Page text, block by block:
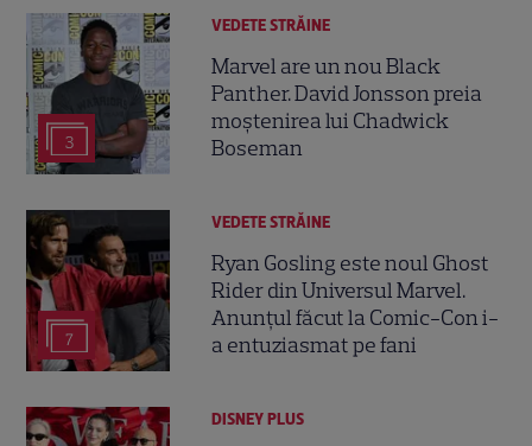
3
VEDETE STRĂINE
Marvel are un nou Black
Panther. David Jonsson preia
moștenirea lui Chadwick
Boseman
7
VEDETE STRĂINE
Ryan Gosling este noul Ghost
Rider din Universul Marvel.
Anunțul făcut la Comic-Con i-
a entuziasmat pe fani
DISNEY PLUS